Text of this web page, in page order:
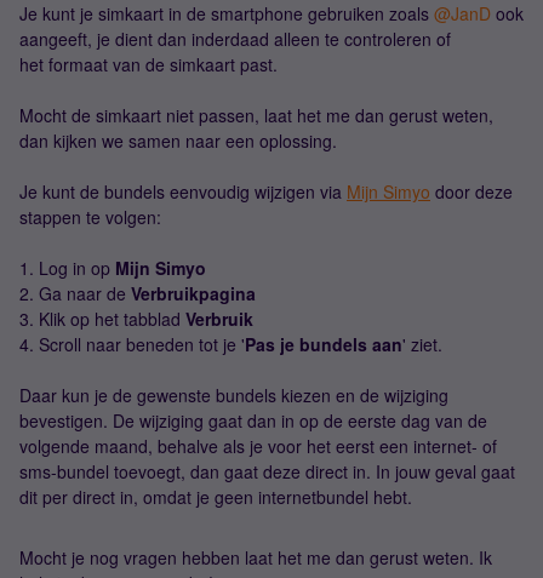
Je kunt je simkaart in de smartphone gebruiken zoals ​ @JanD ook
aangeeft, je dient dan inderdaad alleen te controleren of
het formaat van de simkaart past.
Mocht de simkaart niet passen, laat het me dan gerust weten,
dan kijken we samen naar een oplossing.
Je kunt de bundels eenvoudig wijzigen via Mijn Simyo door deze
stappen te volgen:
1. Log in op Mijn Simyo
2. Ga naar de Verbruikpagina
3. Klik op het tabblad Verbruik
4. Scroll naar beneden tot je 'Pas je bundels aan' ziet.
Daar kun je de gewenste bundels kiezen en de wijziging
bevestigen. De wijziging gaat dan in op de eerste dag van de
volgende maand, behalve als je voor het eerst een internet- of
sms-bundel toevoegt, dan gaat deze direct in. In jouw geval gaat
dit per direct in, omdat je geen internetbundel hebt.
Mocht je nog vragen hebben laat het me dan gerust weten. Ik